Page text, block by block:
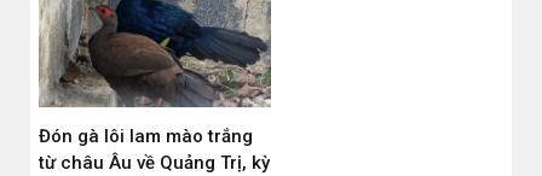
Đón gà lôi lam mào trắng
từ châu Âu về Quảng Trị, kỳ